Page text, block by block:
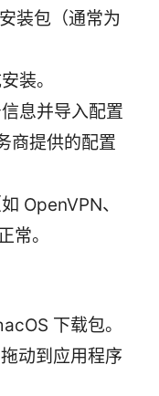
装包（通常为
装。
息并导入配置
商提供的配置
OpenVPN、
常。
下载包。
动到应用程序